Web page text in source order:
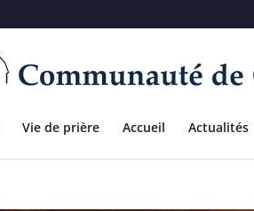
Vie de prière Accueil Actualités